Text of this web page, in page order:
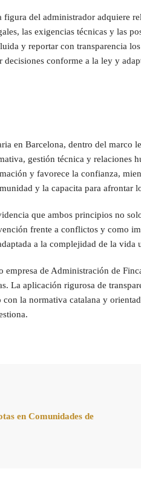
figura del administrador adquiere
las exigencias técnicas y las
y reportar con transparencia
decisiones conforme a la ley y
en Barcelona, dentro del marco
gestión técnica y relaciones
y favorece la confianza,
y la capacita para afrontar
que ambos principios no
frente a conflictos y como
a la complejidad de la vida
empresa de Administración de
La aplicación rigurosa de
la normativa catalana y
en Comunidades de